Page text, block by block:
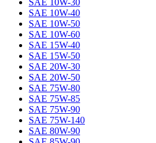
SAE 10W-30
SAE 10W-40
SAE 10W-50
SAE 10W-60
SAE 15W-40
SAE 15W-50
SAE 20W-30
SAE 20W-50
SAE 75W-80
SAE 75W-85
SAE 75W-90
SAE 75W-140
SAE 80W-90